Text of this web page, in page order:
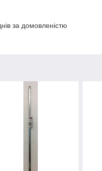
за домовленістю